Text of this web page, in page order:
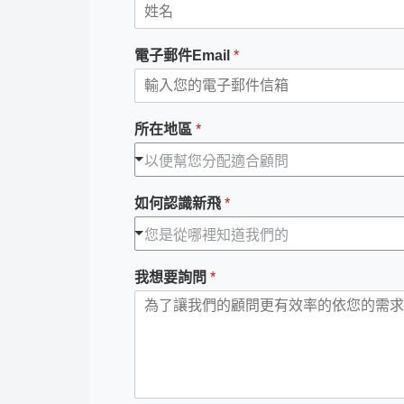
電子郵件Email *
所在地區 *
以便幫您分配適合顧問
如何認識新飛 *
您是從哪裡知道我們的
我想要詢問 *